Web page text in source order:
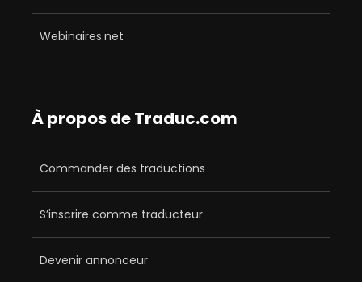
Webinaires.net
À propos de Traduc.com
Commander des traductions
S’inscrire comme traducteur
Devenir annonceur